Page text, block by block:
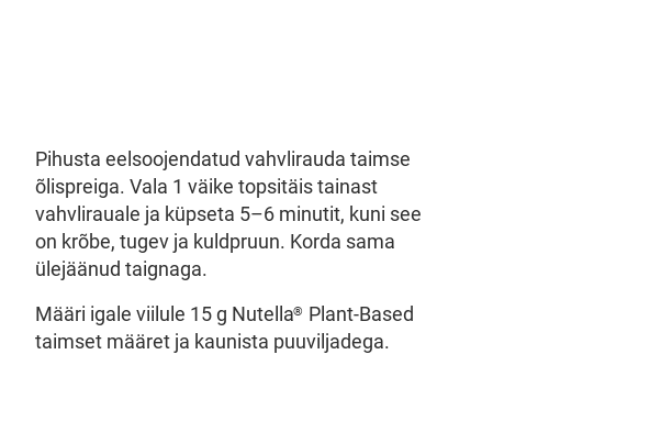
Pihusta eelsoojendatud vahvlirauda taimse
õlispreiga. Vala 1 väike topsitäis tainast
vahvlirauale ja küpseta 5–6 minutit, kuni see
on krõbe, tugev ja kuldpruun. Korda sama
ülejäänud taignaga.
Määri igale viilule 15 g Nutella® Plant-Based
taimset määret ja kaunista puuviljadega.